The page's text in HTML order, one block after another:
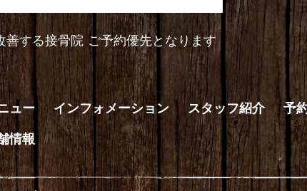
する接骨院 ご予約優先となります
ュー インフォメーション スタッフ紹介
予
情報